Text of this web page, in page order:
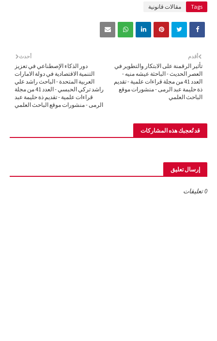
Tags مقالات قانونية
أحدث
دور الذكاء الإصطناعي في تعزيز
التنمية الاقتصادية في دولة الامارات
العربية المتحدة - الباحث راشد علي
راشد تركي الحبسي - العدد 41 من مجلة
قراءات علمية - تقديم ذة حليمة عبد
الرمى - منشورات موقع الباحث العلمي
أقدم
تأثير الرقمنة على الابتكار والتطوير في
العصر الحديث - الباحثة عيشه منيه -
العدد 41 من مجلة قراءات علمية - تقديم
ذة حليمة عبد الرمى - منشورات موقع
الباحث العلمي
قد تُعجبك هذه المشاركات
إرسال تعليق
0 تعليقات